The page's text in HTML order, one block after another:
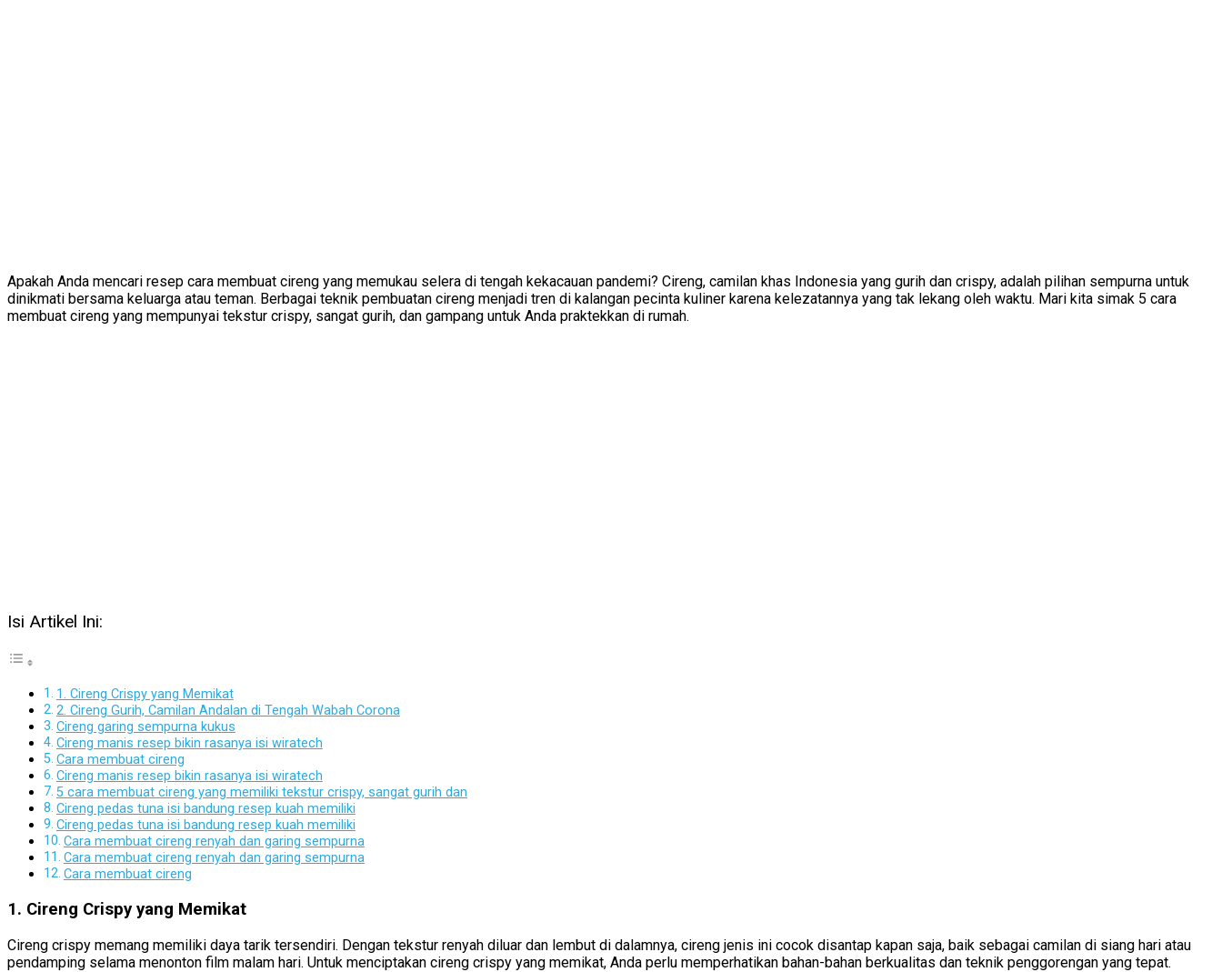
Apakah Anda mencari resep cara membuat cireng yang memukau selera di tengah kekacauan pandemi? Cireng, camilan khas Indonesia yang gurih dan crispy, adalah pilihan sempurna untuk
dinikmati bersama keluarga atau teman. Berbagai teknik pembuatan cireng menjadi tren di kalangan pecinta kuliner karena kelezatannya yang tak lekang oleh waktu. Mari kita simak 5 cara
membuat cireng yang mempunyai tekstur crispy, sangat gurih, dan gampang untuk Anda praktekkan di rumah.
Isi Artikel Ini:
1. Cireng Crispy yang Memikat
2. Cireng Gurih, Camilan Andalan di Tengah Wabah Corona
Cireng garing sempurna kukus
Cireng manis resep bikin rasanya isi wiratech
Cara membuat cireng
Cireng manis resep bikin rasanya isi wiratech
5 cara membuat cireng yang memiliki tekstur crispy, sangat gurih dan
Cireng pedas tuna isi bandung resep kuah memiliki
Cireng pedas tuna isi bandung resep kuah memiliki
Cara membuat cireng renyah dan garing sempurna
Cara membuat cireng renyah dan garing sempurna
Cara membuat cireng
1. Cireng Crispy yang Memikat
Cireng crispy memang memiliki daya tarik tersendiri. Dengan tekstur renyah diluar dan lembut di dalamnya, cireng jenis ini cocok disantap kapan saja, baik sebagai camilan di siang hari atau
pendamping selama menonton film malam hari. Untuk menciptakan cireng crispy yang memikat, Anda perlu memperhatikan bahan-bahan berkualitas dan teknik penggorengan yang tepat.